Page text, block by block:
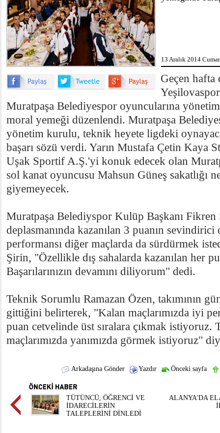
13 Aralık 2014
Geçen hafta
Muratpaşa Belediyespor oyuncularına
moral yemeği düzenlendi. Muratpaşa
yönetim kurulu, teknik heyete ligdeki
başarı sözü verdi. Yarın Mustafa Çetin Kaya
Uşak Sportif A.Ş.'yi konuk edecek olan
sol kanat oyuncusu Mahsun Güneş sakatlığı
giyemeyecek.
Muratpaşa Belediyspor Kulüp Başkanı
deplasmanında kazanılan 3 puanın
performansı diğer maçlarda da sürdürmek
Şirin, "Özellikle dış sahalarda kazanılan her
Başarılarınızın devamını diliyorum" dedi.
Teknik Sorumlu Ramazan Özen, takımının
gittiğini belirterek, "Kalan maçlarımızda iyi
puan cetvelinde üst sıralara çıkmak istiyoruz.
maçlarımızda yanımızda görmek istiyoruz"
Arkadaşına Gönder Yazdır Önceki sayfa
TÜTÜNCÜ, ÖĞRENCİ VE
İDARECİLERİN
TALEPLERİNİ DİNLEDİ
ALANYA'DA